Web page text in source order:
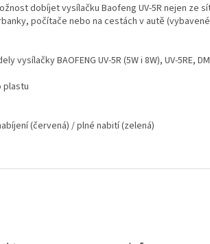
dobíjet vysílačku Baofeng UV-5R nejen ze
počítače nebo na cestách v autě
BAOFENG UV-5R (5W i 8W), UV-5RE,
plastu
(červená) / plné nabití (zelená)